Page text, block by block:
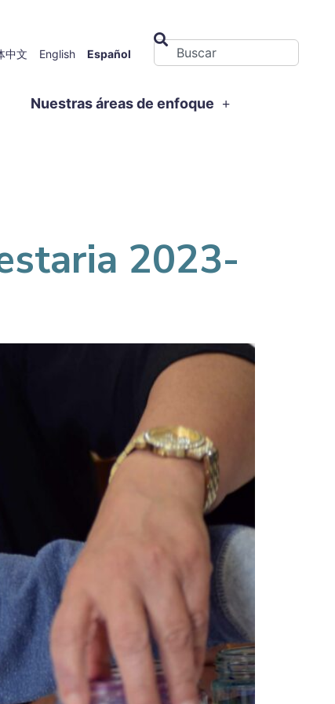
中文 English Español
Nuestras áreas de enfoque
2023-